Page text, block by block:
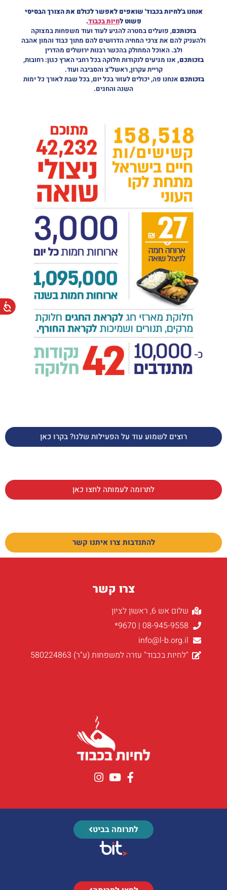
אנחנו ב'לחיות בכבוד' שואפים לאפשר לכולם את הצורך הבסיסי
פשוט לחיות בכבוד.
בזכותכם, פועלים במטרה להגיע לעוד ועוד משפחות במצוקה
ולהעניק להם את צרכי המחיה הדרושים להם מתוך כבוד והמון אהבה
ולב. האוכל המחולק בהכשר רבנות ירושלים מהדרין
בזכותכם, אנו מגיעים לנקודות חלוקה בכל רחבי הארץ כגון: רחובות,
קריית עקרון, ראשל"צ והסביבה ועוד.
בזכותכם אנחנו פה, יכולים לעזור בכל יום, בכל שבת לאורך כל ימות
השנה והחגים.
רוצים לשמוע עוד על הפעילות שלנו? בקרו כאן
לתרומה לעמותה לחצו כאן
להתנדבות צרו איתנו קשר
לתרומה בביט
צרו קשר
שלום אש 6, ראשון לציון
08-945-9558 | 9670*
info@l-b.org.il
"לחיות בכבוד" עזרה למשפחות (ע"ר) 580224863